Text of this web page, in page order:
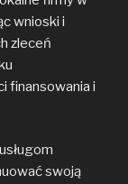
wnioski i
zleceń
finansowania i
swoją